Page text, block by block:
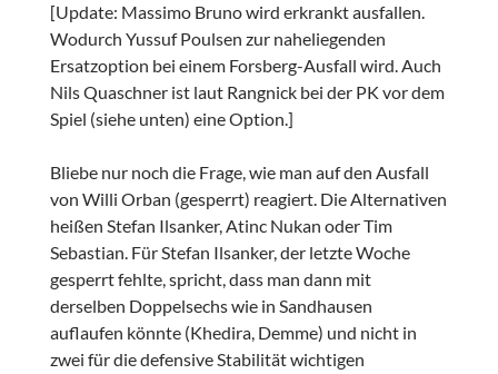
[Update: Massimo Bruno wird erkrankt ausfallen.
Wodurch Yussuf Poulsen zur naheliegenden
Ersatzoption bei einem Forsberg-Ausfall wird. Auch
Nils Quaschner ist laut Rangnick bei der PK vor dem
Spiel (siehe unten) eine Option.]
Bliebe nur noch die Frage, wie man auf den Ausfall
von Willi Orban (gesperrt) reagiert. Die Alternativen
heißen Stefan Ilsanker, Atinc Nukan oder Tim
Sebastian. Für Stefan Ilsanker, der letzte Woche
gesperrt fehlte, spricht, dass man dann mit
derselben Doppelsechs wie in Sandhausen
auflaufen könnte (Khedira, Demme) und nicht in
zwei für die defensive Stabilität wichtigen